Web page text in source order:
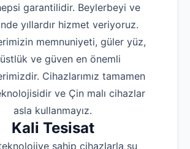
garantilidir. Beylerbeyi ve
yıllardır hizmet veriyoruz.
memnuniyeti, güler yüz,
ve güven en önemli
Cihazlarımız tamamen
ve Çin malı cihazlar
asla kullanmayız.
Kali Tesisat
sahip cihazlarla su